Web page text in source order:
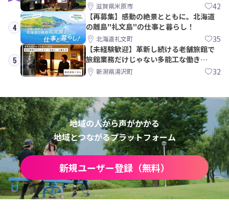
滋賀県米原市 42
4
【再募集】感動の絶景とともに。北海道
の離島"礼文島"の仕事と暮らし！
北海道礼文町 35
5
【未経験歓迎】革新し続ける老舗旅館で
旅館業務だけじゃない多能工な働き
方。 株式会社いせん
新潟県湯沢町 32
地域の人から声がかかる
地域とつながるプラットフォーム
新規ユーザー登録（無料）